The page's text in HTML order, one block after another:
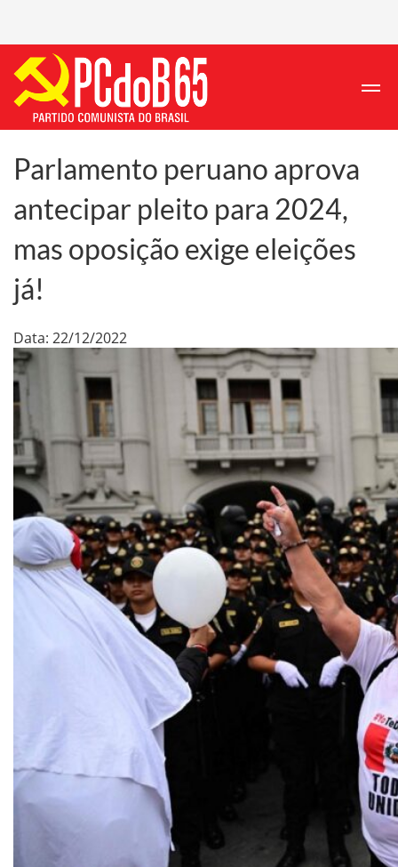
Parlamento peruano aprova
antecipar pleito para 2024,
mas oposição exige eleições
já!
Data: 22/12/2022